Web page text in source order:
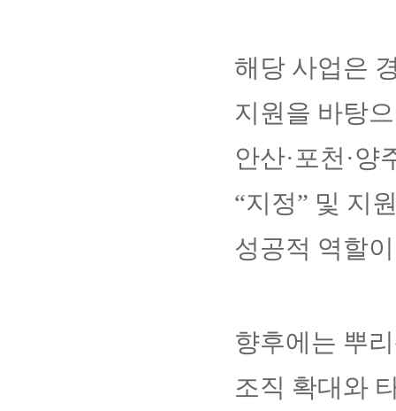
해당 사업은
지원을 바탕
안산·포천·
“지정” 및 지
성공적 역할
향후에는 뿌
조직 확대와